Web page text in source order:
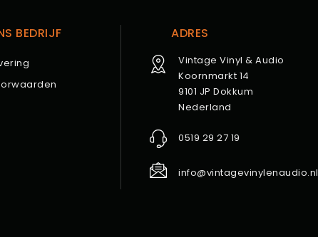
BEDRIJF ADRES
Vintage Vinyl & Audio
Koornmarkt 14
9101 JP Dokkum
Nederland
0519 29 27 19
info@vintagevinylenaudio.nl